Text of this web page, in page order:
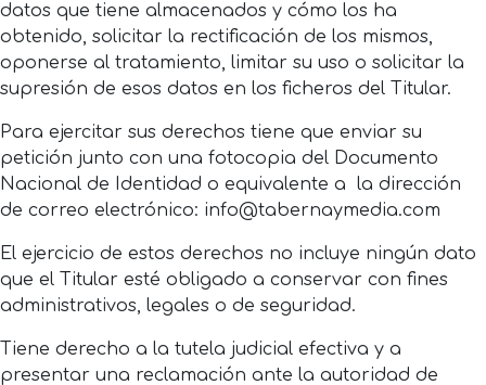
datos que tiene almacenados y cómo los ha
obtenido, solicitar la rectificación de los mismos,
oponerse al tratamiento, limitar su uso o solicitar la
supresión de esos datos en los ficheros del Titular.
Para ejercitar sus derechos tiene que enviar su
petición junto con una fotocopia del Documento
Nacional de Identidad o equivalente a la dirección
de correo electrónico: info@tabernaymedia.com
El ejercicio de estos derechos no incluye ningún dato
que el Titular esté obligado a conservar con fines
administrativos, legales o de seguridad.
Tiene derecho a la tutela judicial efectiva y a
presentar una reclamación ante la autoridad de